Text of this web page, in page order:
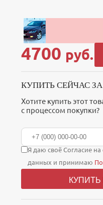
4700 руб.
КУПИТЬ СЕЙЧАС
Хотите купить этот
с процессом покупки?
Я даю своё Согласие
данных и принимаю